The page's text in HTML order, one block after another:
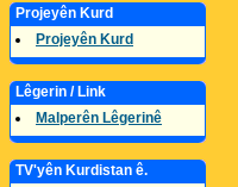
Projeyên Kurd
Projeyên Kurd
Lêgerin / Link
Malperên Lêgerinê
TV'yên Kurdistan ê.